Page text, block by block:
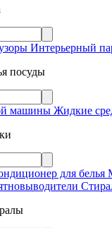
Интерьерный
посуды
машины Жидкие
для белья